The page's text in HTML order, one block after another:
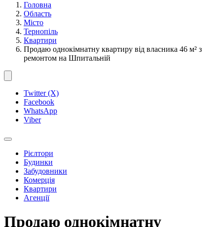
Головна
Область
Місто
Тернопіль
Квартири
Продаю однокімнатну квартиру від власника 46 м² з
ремонтом на Шпитальній
Twitter (X)
Facebook
WhatsApp
Viber
Рієлтори
Будинки
Забудовники
Комерція
Квартири
Агенції
Продаю однокімнатну